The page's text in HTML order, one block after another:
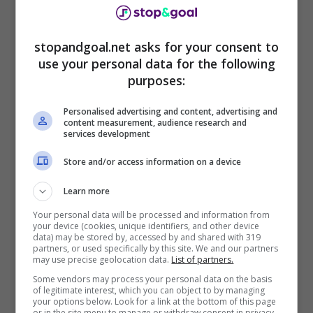
Inter-Milan, probabili formazioni (ANSA) StopandGoal.net
Entrambe le squadre si presentano con
formazioni competitive, pronte a dare il
massimo per raggiungere la finale.​ Se al termine
dei 90 minuti il risultato sarà ancora in parità, si
procederà con due tempi supplementari da 15
stopandgoal.net asks for your consent to
use your personal data for the following
purposes:
Personalised advertising and content, advertising and
content measurement, audience research and
services development
Store and/or access information on a device
Learn more
Your personal data will be processed and information from
your device (cookies, unique identifiers, and other device
data) may be stored by, accessed by and shared with 319
partners, or used specifically by this site. We and our partners
may use precise geolocation data. List of partners.
Some vendors may process your personal data on the basis
of legitimate interest, which you can object to by managing
your options below. Look for a link at the bottom of this page